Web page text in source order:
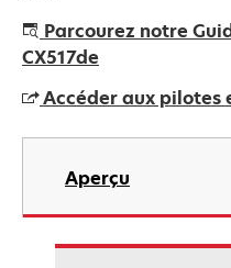
s’ouvre
dans
nouvel
onglet
Parcourez notre
CX517de
Accéder aux pilotes
s’ouvre
nouvel
onglet
Aperçu